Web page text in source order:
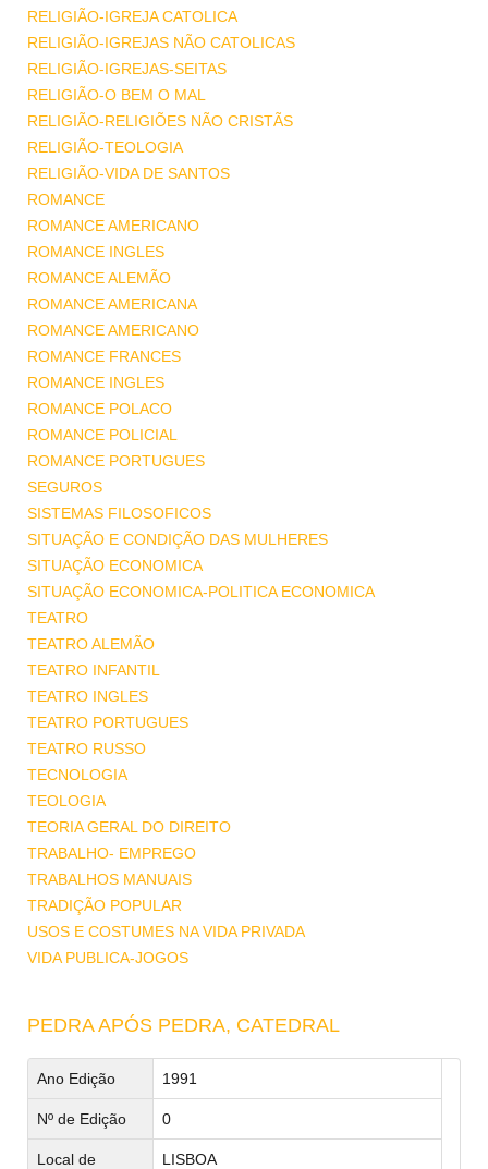
RELIGIÃO-IGREJA CATOLICA
RELIGIÃO-IGREJAS NÃO CATOLICAS
RELIGIÃO-IGREJAS-SEITAS
RELIGIÃO-O BEM O MAL
RELIGIÃO-RELIGIÕES NÃO CRISTÃS
RELIGIÃO-TEOLOGIA
RELIGIÃO-VIDA DE SANTOS
ROMANCE
ROMANCE AMERICANO
ROMANCE INGLES
ROMANCE ALEMÃO
ROMANCE AMERICANA
ROMANCE AMERICANO
ROMANCE FRANCES
ROMANCE INGLES
ROMANCE POLACO
ROMANCE POLICIAL
ROMANCE PORTUGUES
SEGUROS
SISTEMAS FILOSOFICOS
SITUAÇÃO E CONDIÇÃO DAS MULHERES
SITUAÇÃO ECONOMICA
SITUAÇÃO ECONOMICA-POLITICA ECONOMICA
TEATRO
TEATRO ALEMÃO
TEATRO INFANTIL
TEATRO INGLES
TEATRO PORTUGUES
TEATRO RUSSO
TECNOLOGIA
TEOLOGIA
TEORIA GERAL DO DIREITO
TRABALHO- EMPREGO
TRABALHOS MANUAIS
TRADIÇÃO POPULAR
USOS E COSTUMES NA VIDA PRIVADA
VIDA PUBLICA-JOGOS
PEDRA APÓS PEDRA, CATEDRAL
Ano Edição 1991
Nº de Edição 0
Local de
LISBOA